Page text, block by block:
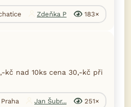
Zdeňka P 183×
kč nad 10ks cena 30,-kč při
Jan Šubr... 251×